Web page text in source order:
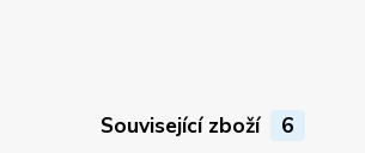
Související zboží 6